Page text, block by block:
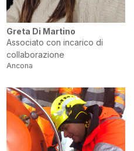
Greta Di Martino
Associato con incarico di
collaborazione
Ancona